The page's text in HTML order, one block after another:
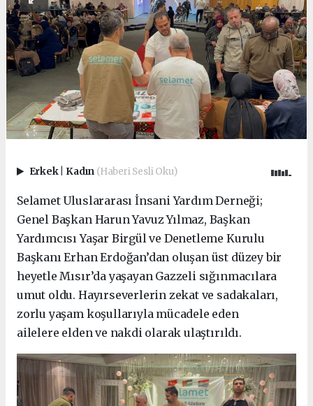
Erkek Kadın (Haberi Sesli Oku)
Selamet Uluslararası İnsani Yardım Derneği;
Genel Başkan Harun Yavuz Yılmaz, Başkan
Yardımcısı Yaşar Birgül ve Denetleme Kurulu
Başkanı Erhan Erdoğan’dan oluşan üst düzey bir
heyetle Mısır’da yaşayan Gazzeli sığınmacılara
umut oldu. Hayırseverlerin zekat ve sadakaları,
zorlu yaşam koşullarıyla mücadele eden
ailelere elden ve nakdi olarak ulaştırıldı.